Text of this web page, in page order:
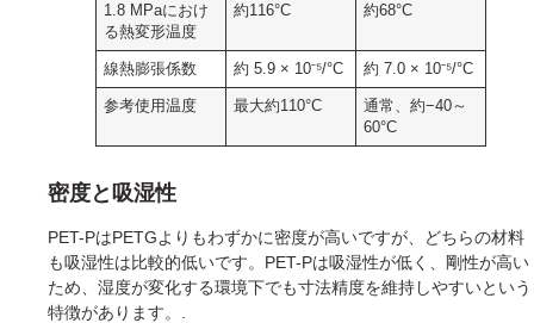
1.8 MPaにおけ
る熱変形温度
約116°C 約68°C
線熱膨張係数 約 5.9 × 10⁻⁵/°C 約 7.0 × 10⁻⁵/°C
参考使用温度 最大約110°C
通常、約−40～
60°C
密度と吸湿性
PET-PはPETGよりもわずかに密度が高いですが、どちらの材料
も吸湿性は比較的低いです。PET-Pは吸湿性が低く、剛性が高い
ため、湿度が変化する環境下でも寸法精度を維持しやすいという
特徴があります。.